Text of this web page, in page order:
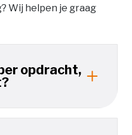
Wij helpen je graag
opdracht,